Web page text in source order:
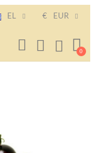
EL € EUR